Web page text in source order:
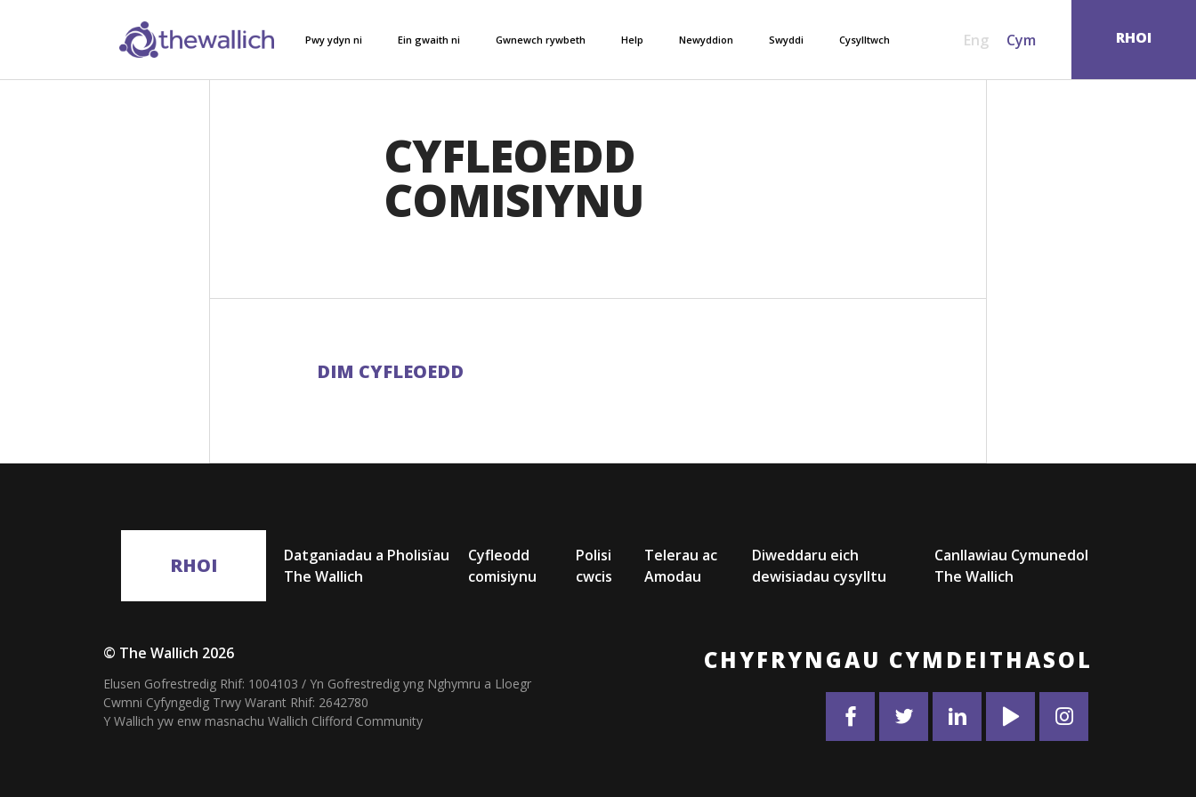
Pwy ydyn ni Ein gwaith ni Gwnewch rywbeth Help Newyddion Swyddi Cysylltwch Eng Cym RHOI
CYFLEOEDD
COMISIYNU
DIM CYFLEOEDD
RHOI
Datganiadau a Pholisïau
The Wallich
Cyfleodd
comisiynu
Polisi
cwcis
Telerau ac
Amodau
Diweddaru eich
dewisiadau cysylltu
Canllawiau Cymunedol
The Wallich
CHYFRYNGAU CYMDEITHASOL
© The Wallich 2026
Elusen Gofrestredig Rhif: 1004103 / Yn Gofrestredig yng Nghymru a Lloegr
Cwmni Cyfyngedig Trwy Warant Rhif: 2642780
Y Wallich yw enw masnachu Wallich Clifford Community